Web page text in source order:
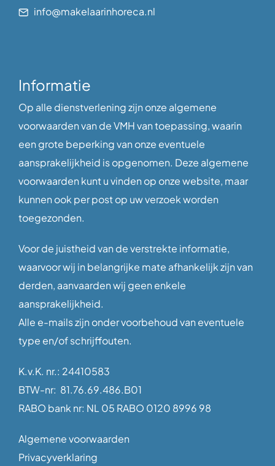
info@makelaarinhoreca.nl
Informatie
Op alle dienstverlening zijn onze algemene
voorwaarden van de VMH van toepassing, waarin
een grote beperking van onze eventuele
aansprakelijkheid is opgenomen. Deze algemene
voorwaarden kunt u vinden op onze website, maar
kunnen ook per post op uw verzoek worden
toegezonden.
Voor de juistheid van de verstrekte informatie,
waarvoor wij in belangrijke mate afhankelijk zijn van
derden, aanvaarden wij geen enkele
aansprakelijkheid.
Alle e-mails zijn onder voorbehoud van eventuele
type en/of schrijffouten.
K.v.K. nr.: 24410583
BTW-nr: 81.76.69.486.B01
RABO bank nr: NL 05 RABO 0120 8996 98
Algemene voorwaarden
Privacyverklaring